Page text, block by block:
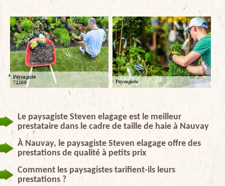
Le paysagiste Steven elagage est le meilleur
prestataire dans le cadre de taille de haie à Nauvay
À Nauvay, le paysagiste Steven elagage offre des
prestations de qualité à petits prix
Comment les paysagistes tarifient-ils leurs
prestations ?